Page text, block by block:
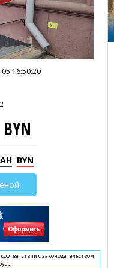
16:50:20
BYN
с законодательством